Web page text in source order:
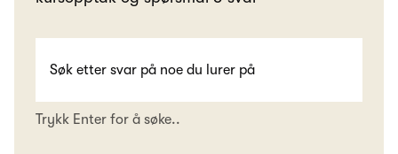
Trykk Enter for å søke..